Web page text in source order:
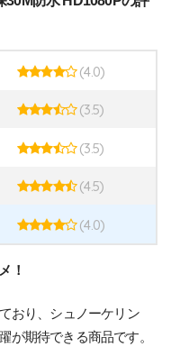
(4.0)
(3.5)
(3.5)
(4.5)
(4.0)
！
おり、シュノーケリン
が期待できる商品です。